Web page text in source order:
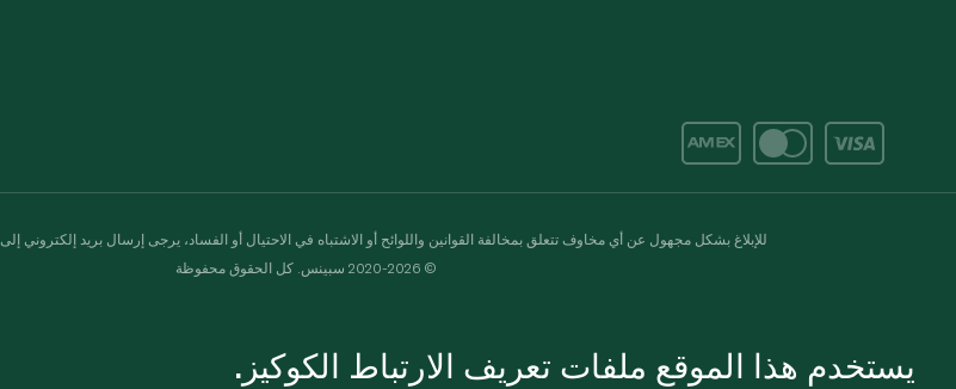
للإبلاغ بشكل مجهول عن أي مخاوف تتعلق بمخالفة القوانين واللوائح أو الاشتباه في الاحتيال أو الفساد، يرجى إرسال بريد إلكتروني إلى
© 2020-2026 سبينس. كل الحقوق محفوظة
يستخدم هذا الموقع ملفات تعريف الارتباط الكوكيز.